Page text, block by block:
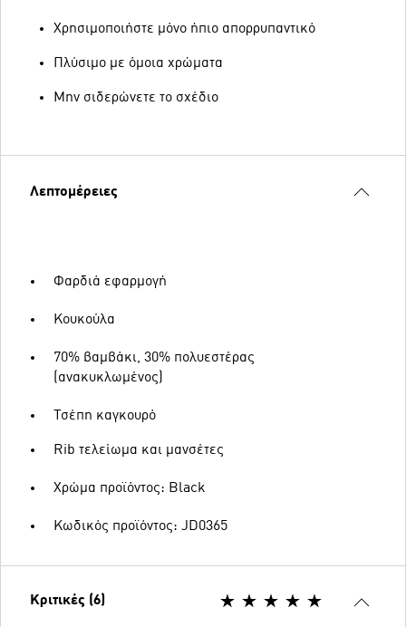
Χρησιμοποιήστε μόνο ήπιο απορρυπαντικό
Πλύσιμο με όμοια χρώματα
Μην σιδερώνετε το σχέδιο
Λεπτομέρειες
Φαρδιά εφαρμογή
Κουκούλα
70% βαμβάκι, 30% πολυεστέρας
(ανακυκλωμένος)
Τσέπη καγκουρό
Rib τελείωμα και μανσέτες
Χρώμα προϊόντος: Black
Κωδικός προϊόντος: JD0365
Κριτικές (6)